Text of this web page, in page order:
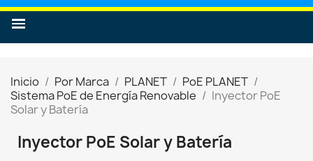
Inicio Por Marca PLANET
PoE PLANET
Sistema PoE de Energía Renovable
Inyector PoE
Solar y Batería
Inyector PoE Solar y Batería